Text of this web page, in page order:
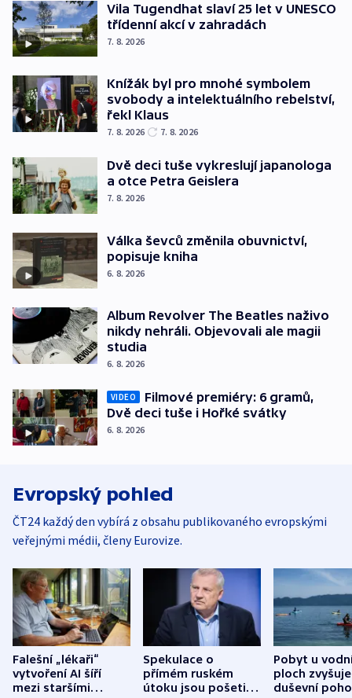
Vila Tugendhat slaví 25 let v UNESCO
třídenní akcí v zahradách
7. 8. 2026
Knížák byl pro mnohé symbolem
svobody a intelektuálního rebelství,
řekl Klaus
7. 8. 2026 7. 8. 2026
Dvě deci tuše vykreslují japanologa
a otce Petra Geislera
7. 8. 2026
Válka ševců změnila obuvnictví,
popisuje kniha
6. 8. 2026
Album Revolver The Beatles naživo
nikdy nehráli. Objevovali ale magii
studia
6. 8. 2026
VIDEO
Filmové premiéry: 6 gramů,
Dvě deci tuše i Hořké svátky
6. 8. 2026
Evropský pohled
ČT24 každý den vybírá z obsahu publikovaného evropskými
veřejnými médii, členy Eurovize.
Falešní „lékaři“
vytvoření AI šíří
mezi staršími
Spekulace o
přímém ruském
útoku jsou pošetilé,
Pobyt u
ploch zvyšuje
duševní